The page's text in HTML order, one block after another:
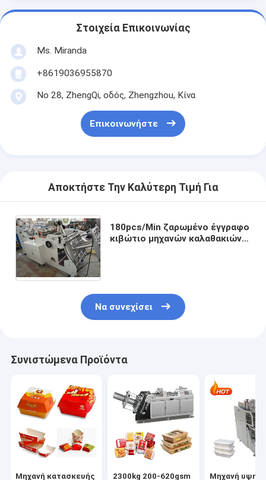
Στοιχεία Επικοινωνίας
Ms. Miranda
+8619036955870
Νο 28, ZhengQi, οδός, Zhengzhou, Κίνα
Επικοινωνήστε
Αποκτήστε Την Καλύτερη Τιμή Για
180pcs/Min ζαρωμένο έγγραφο
κιβώτιο μηχανών καλαθακιών
Να συνεχίσει
Συνιστώμενα Προϊόντα
Μηχανή κατασκευής 2300kg 200-620gsm Μηχανή